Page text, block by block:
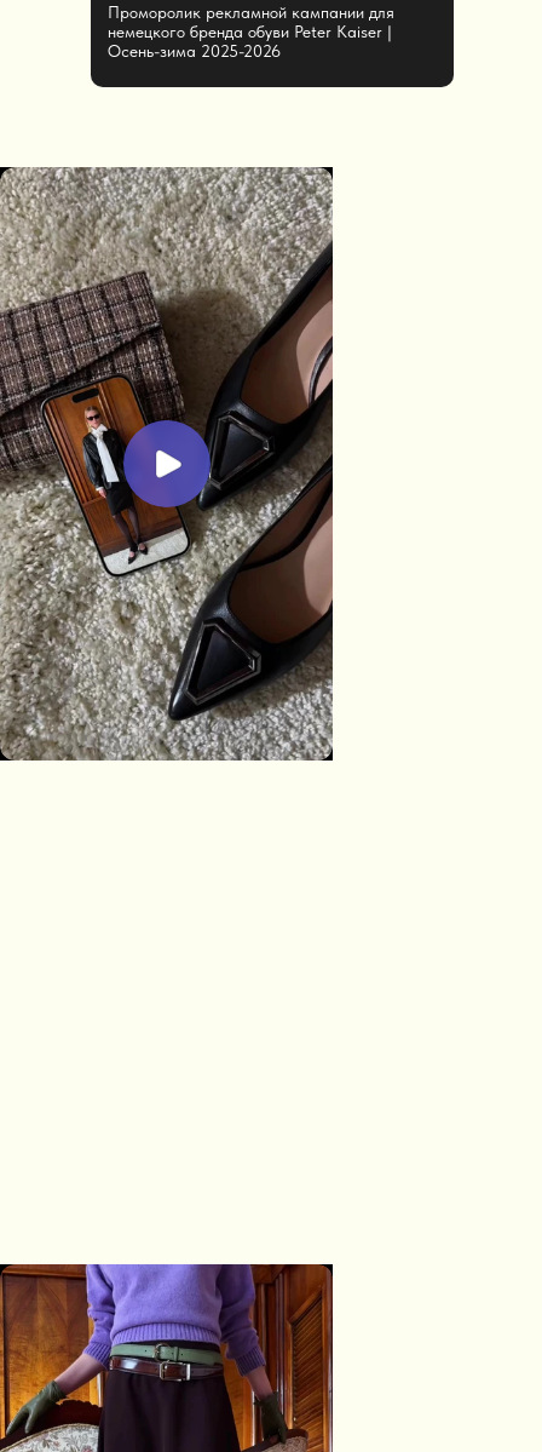
Проморолик рекламной кампании для
немецкого бренда обуви Peter Kaiser |
Осень-зима 2025-2026